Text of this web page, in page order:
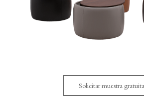
Solicitar muestra gratuita